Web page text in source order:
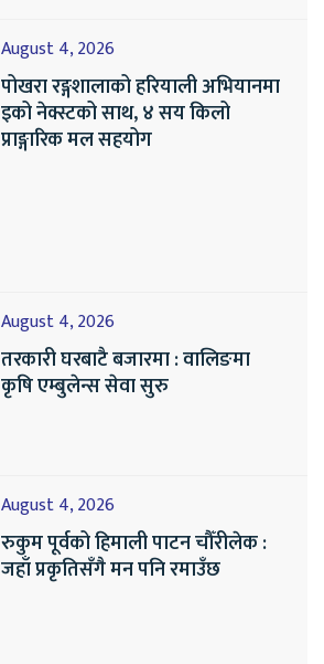
August 4, 2026
पोखरा रङ्गशालाको हरियाली अभियानमा
इको नेक्स्टको साथ, ४ सय किलो
प्राङ्गारिक मल सहयोग
August 4, 2026
तरकारी घरबाटै बजारमा : वालिङमा
कृषि एम्बुलेन्स सेवा सुरु
August 4, 2026
रुकुम पूर्वको हिमाली पाटन चौँरीलेक :
जहाँ प्रकृतिसँगै मन पनि रमाउँछ